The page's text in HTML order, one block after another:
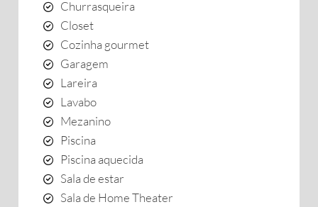
Churrasqueira
Closet
Cozinha gourmet
Garagem
Lareira
Lavabo
Mezanino
Piscina
Piscina aquecida
Sala de estar
Sala de Home Theater